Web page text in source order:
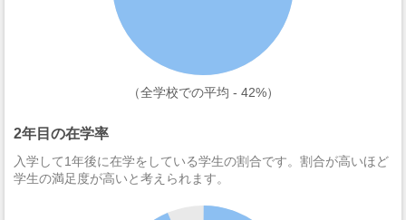
（全学校での平均 - 42%）
2年目の在学率
入学して1年後に在学をしている学生の割合です。割合が高いほど
学生の満足度が高いと考えられます。